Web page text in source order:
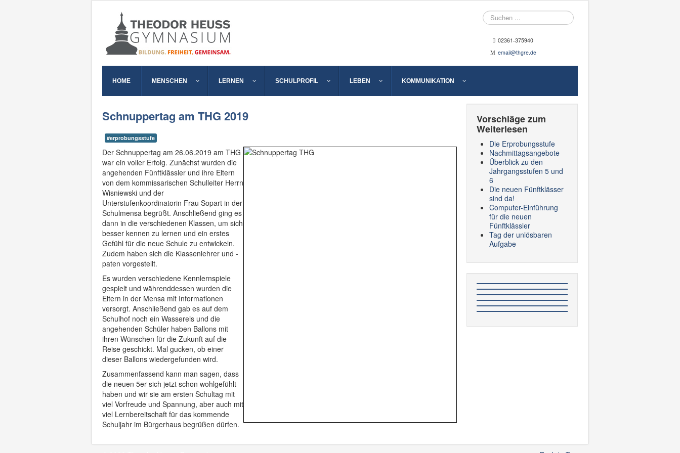
Suche
02361-375940
email@thgre.de
HOME MENSCHEN LERNEN SCHULPROFIL LEBEN KOMMUNIKATION
Schnuppertag am THG 2019
#erprobungsstufe
Der Schnuppertag am 26.06.2019 am THG
war ein voller Erfolg. Zunächst wurden die
angehenden Fünftklässler und ihre Eltern
von dem kommissarischen Schulleiter Herrn
Wisniewski und der
Unterstufenkoordinatorin Frau Sopart in der
Schulmensa begrüßt. Anschließend ging es
dann in die verschiedenen Klassen, um sich
besser kennen zu lernen und ein erstes
Gefühl für die neue Schule zu entwickeln.
Zudem haben sich die Klassenlehrer und -
paten vorgestellt.
Es wurden verschiedene Kennlernspiele
gespielt und währenddessen wurden die
Eltern in der Mensa mit Informationen
versorgt. Anschließend gab es auf dem
Schulhof noch ein Wassereis und die
angehenden Schüler haben Ballons mit
ihren Wünschen für die Zukunft auf die
Reise geschickt. Mal gucken, ob einer
dieser Ballons wiedergefunden wird.
Zusammenfassend kann man sagen, dass
die neuen 5er sich jetzt schon wohlgefühlt
haben und wir sie am ersten Schultag mit
viel Vorfreude und Spannung, aber auch mit
viel Lernbereitschaft für das kommende
Schuljahr im Bürgerhaus begrüßen dürfen.
Vorschläge zum
Weiterlesen
Die Erprobungsstufe
Nachmittagsangebote
Überblick zu den
Jahrgangsstufen 5 und
6
Die neuen Fünftklässer
sind da!
Computer-Einführung
für die neuen
Fünftklässler
Tag der unlösbaren
Aufgabe